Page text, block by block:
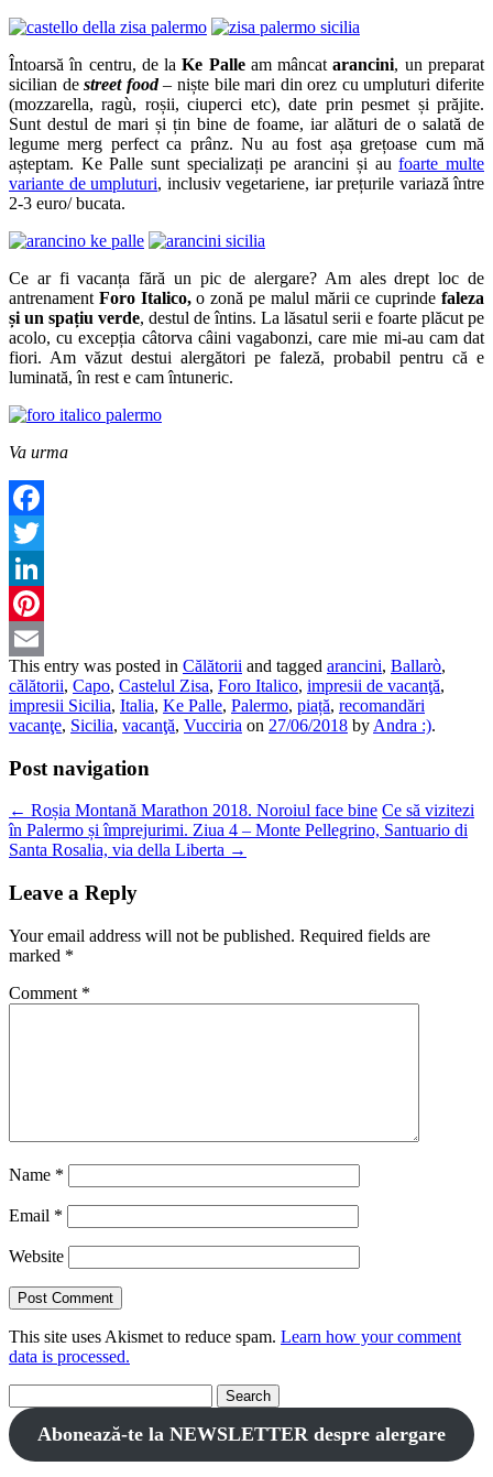
Întoarsă în centru, de laKe Palle am mâncatarancini, un preparat
sicilian destreet food– niște bile mari din orez cu umpluturi diferite
(mozzarella, ragù, roșii, ciuperci etc), date prin pesmet și prăjite.
Sunt destul de mari și țin bine de foame, iar alături de o salată de
legume merg perfect ca prânz. Nu au fost așa grețoase cum mă
așteptam. Ke Palle sunt specializați pe arancini și aufoarte multe
variante de umpluturi, inclusiv vegetariene, iar prețurile variază între
2-3 euro/ bucata.
Ce ar fi vacanța fără un pic de alergare? Am ales drept loc de
antrenament Foro Italico,o zonă pe malul mării ce cuprindefaleza
și un spațiu verde, destul de întins. La lăsatul serii e foarte plăcut pe
acolo, cu excepția câtorva câini vagabonzi, care mie mi-au cam dat
fiori. Am văzut destui alergători pe faleză, probabil pentru că e
luminată, în rest e cam întuneric.
Va urma
Facebook
Twitter
LinkedIn
Pinterest
Email
This entry was posted in Călătorii and tagged arancini, Ballarò,
călătorii, Capo, Castelul Zisa, Foro Italico, impresii de vacanţă,
impresii Sicilia, Italia, Ke Palle, Palermo, piață, recomandări
vacanţe, Sicilia, vacanţă, Vucciria on 27/06/2018 by Andra :).
Post navigation
← Roșia Montană Marathon 2018. Noroiul face bine Ce să vizitezi
în Palermo și împrejurimi. Ziua 4 – Monte Pellegrino, Santuario di
Santa Rosalia, via della Liberta →
Leave a Reply
Your email address will not be published. Required fields are
marked *
Comment *
Name *
Email *
Website
This site uses Akismet to reduce spam. Learn how your comment
data is processed.
for:
Abonează-te la NEWSLETTER despre alergare